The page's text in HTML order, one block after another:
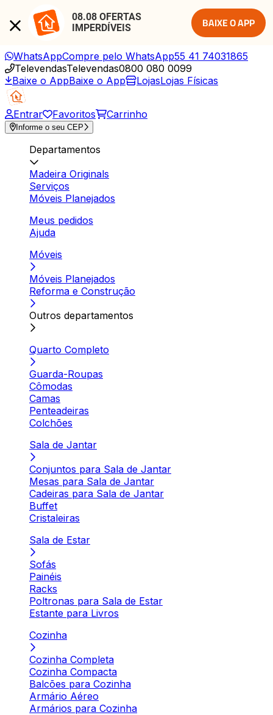
08.08 OFERTAS
IMPERDÍVEIS
BAIXE O APP
WhatsAppCompre pelo WhatsApp55 41 74031865
TelevendasTelevendas0800 080 0099
Baixe o AppBaixe o App LojasLojas Físicas
Entrar Favoritos Carrinho
Informe o seu CEP
Departamentos
Madeira Originals
Serviços
Móveis Planejados
Meus pedidos
Ajuda
Móveis
Móveis Planejados
Reforma e Construção
Outros departamentos
Quarto Completo
Guarda-Roupas
Cômodas
Camas
Penteadeiras
Colchões
Sala de Jantar
Conjuntos para Sala de Jantar
Mesas para Sala de Jantar
Cadeiras para Sala de Jantar
Buffet
Cristaleiras
Sala de Estar
Sofás
Painéis
Racks
Poltronas para Sala de Estar
Estante para Livros
Cozinha
Cozinha Completa
Cozinha Compacta
Balcões para Cozinha
Armário Aéreo
Armários para Cozinha